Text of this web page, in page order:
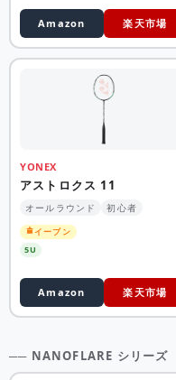
Amazon 楽天市場
YONEX
アストロクス 11
オールラウンド 初心者
イーブン
5U
Amazon 楽天市場
── NANOFLARE シリーズ